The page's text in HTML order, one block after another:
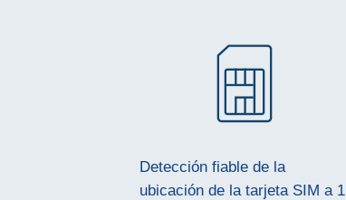
Detección fiable de la
ubicación de la tarjeta SIM a 1